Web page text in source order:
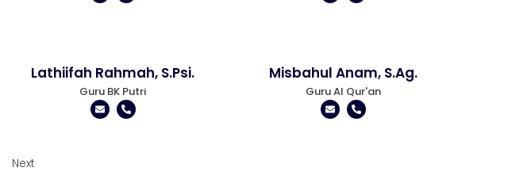
Lathiifah Rahmah, S.Psi.
Guru BK Putri
Misbahul Anam, S.Ag.
Guru Al Qur'an
Next